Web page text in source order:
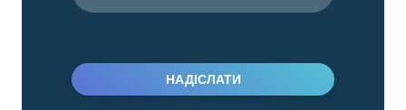
НАДІСЛАТИ